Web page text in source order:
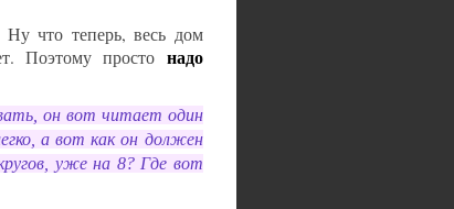
Ну что теперь, весь дом
Поэтому просто надо
он вот читает один
а вот как он должен
уже на 8? Где вот